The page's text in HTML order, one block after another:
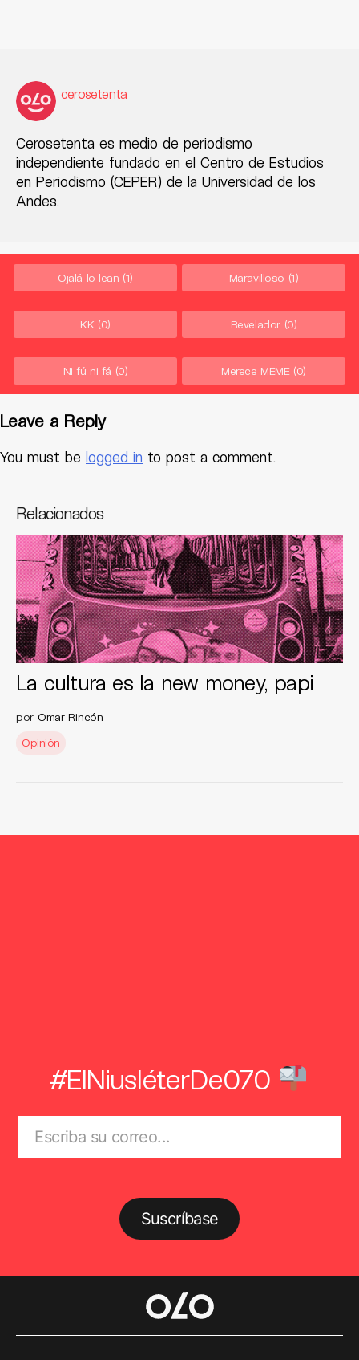
cerosetenta
Cerosetenta es medio de periodismo
independiente fundado en el Centro de Estudios
en Periodismo (CEPER) de la Universidad de los
Andes.
Ojalá lo lean (1) Maravilloso (1)
KK (0) Revelador (0)
Ni fú ni fá (0) Merece MEME (0)
Leave a Reply
You must be logged in to post a comment.
Relacionados
La cultura es la new money, papi
por Omar Rincón
Opinión
#ElNiusléterDe070
Suscríbase